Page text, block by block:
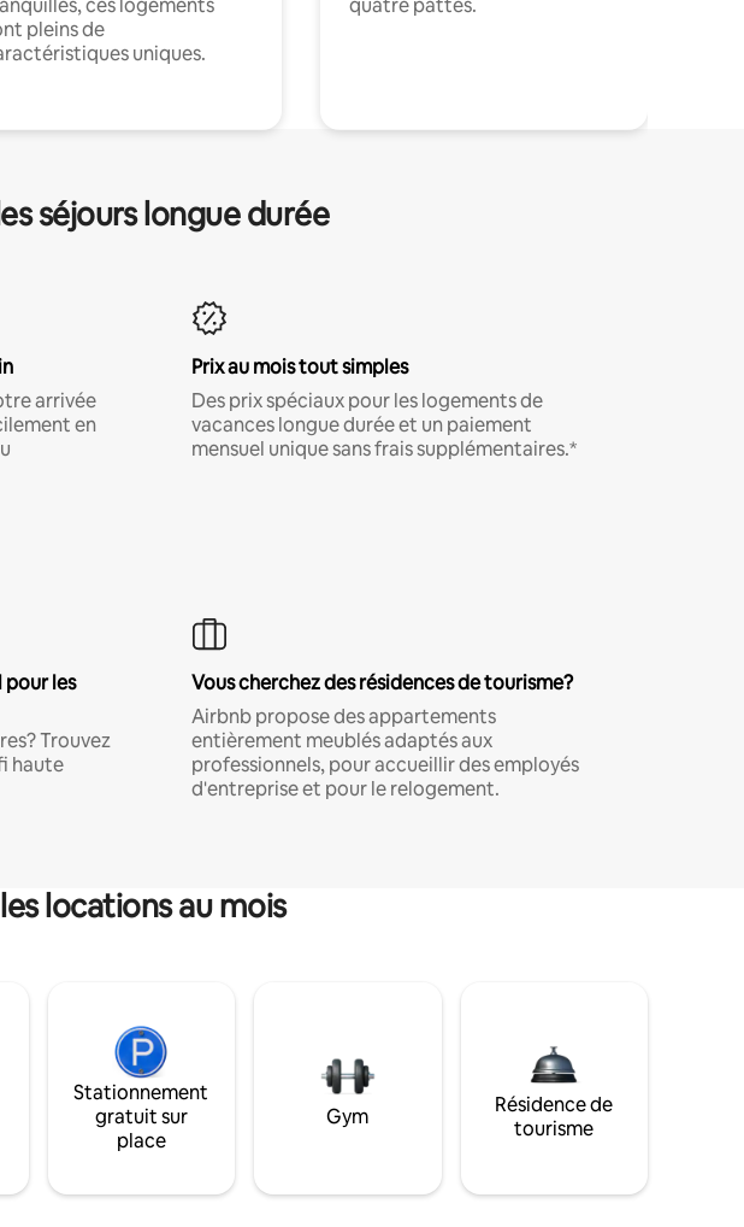
ces logements
pleins de
uniques.
quatre pattes.
séjours longue durée
arrivée
en
Prix au mois tout simples
Des prix spéciaux pour les logements de
vacances longue durée et un paiement
mensuel unique sans frais supplémentaires.*
les
Trouvez
haute
Vous cherchez des résidences de tourisme?
Airbnb propose des appartements
entièrement meublés adaptés aux
professionnels, pour accueillir des employés
d'entreprise et pour le relogement.
locations au mois
Stationnement
gratuit sur
place
Gym
Résidence de
tourisme